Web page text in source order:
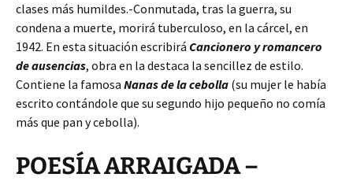
clases más humildes.-Conmutada, tras la guerra, su
condena a muerte, morirá tuberculoso, en la cárcel, en
1942. En esta situación escribirá Cancionero y romancero
de ausencias, obra en la destaca la sencillez de estilo.
Contiene la famosa Nanas de la cebolla (su mujer le había
escrito contándole que su segundo hijo pequeño no comía
más que pan y cebolla).
POESÍA ARRAIGADA –